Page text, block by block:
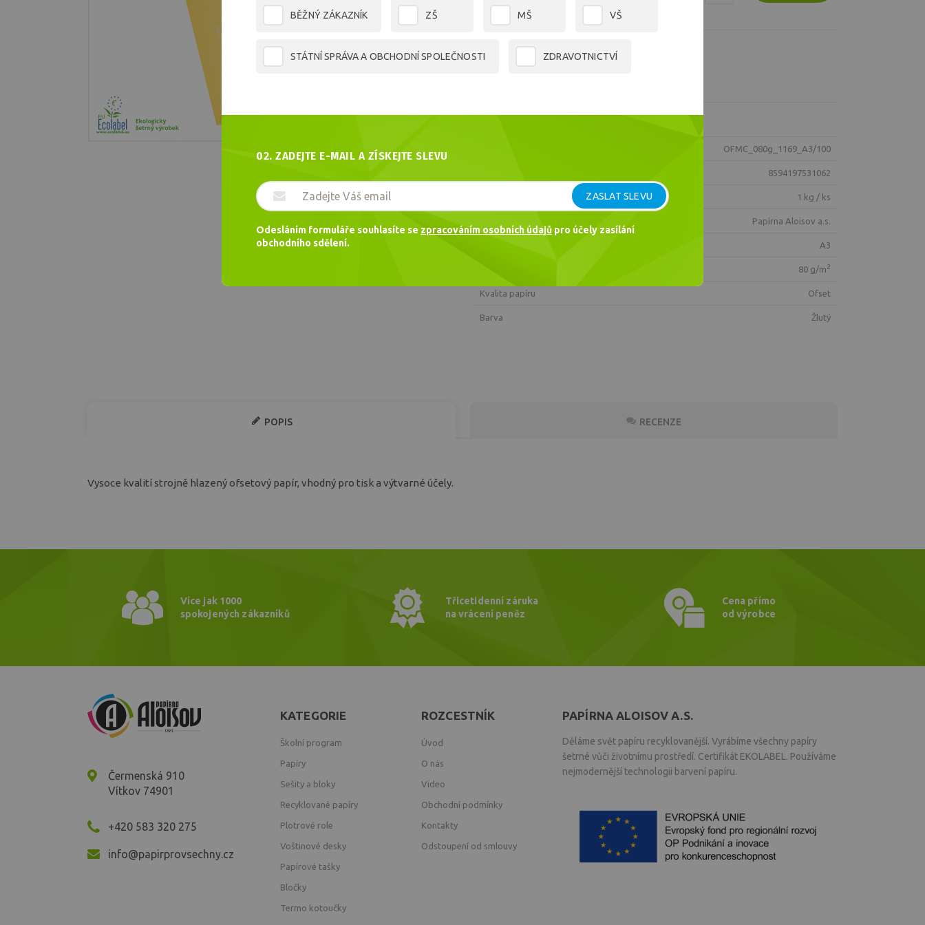
7,08 €
OFMC_080g_1169_A3/100
8594197531062
1 kg / ks
Papírna Aloisov a.s.
A3
80 g/m2
Kvalita papíru ofset
Barva žlutý
POPIS RECENZE
Vysoce kvalití strojně hlazený ofsetový papír, vhodný pro tisk a výtvarné účely.
Více jak 1000
spokojených zákazníků
Třicetidenní záruka
na vrácení peněz
Cena přímo
od výrobce
Čermenská 910
Vítkov 74901
+420 583 320 275
info@papirprovsechny.cz
KATEGORIE
Školní program
Papíry
Sešity a bloky
Recyklované papíry
Plotrové role
Voštinové desky
Papírové tašky
Bločky
Termo kotoučky
ROZCESTNÍK
Úvod
O nás
Video
Obchodní podmínky
Kontakty
Odstoupení od smlouvy
PAPÍRNA ALOISOV A.S.
Děláme svět papíru recyklovanější. Vyrábíme všechny papíry
šetrné vůči životnímu prostředí. Certifikát EKOLABEL. Používáme
nejmodernější technologii barvení papíru.
BĚŽNÝ ZÁKAZNÍK ZŠ MŠ VŠ
STÁTNÍ SPRÁVA A OBCHODNÍ SPOLEČNOSTI ZDRAVOTNICTVÍ
02. ZADEJTE E-MAIL A ZÍSKEJTE SLEVU
ZASLAT SLEVU
Odesláním formuláře souhlasíte se zpracováním osobních údajů pro účely zasílání
obchodního sdělení.